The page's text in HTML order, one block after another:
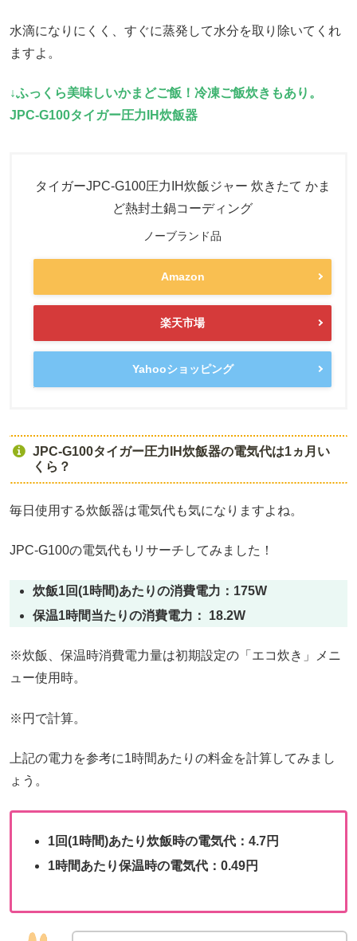
水滴になりにくく、すぐに蒸発して水分を取り除いてくれ
ますよ。
↓ふっくら美味しいかまどご飯！冷凍ご飯炊きもあり。
JPC-G100タイガー圧力IH炊飯器
タイガーJPC-G100圧力IH炊飯ジャー 炊きたて かま
ど熱封土鍋コーディング
ノーブランド品
Amazon
楽天市場
Yahooショッピング
JPC-G100タイガー圧力IH炊飯器の電気代は1ヵ月い
くら？
毎日使用する炊飯器は電気代も気になりますよね。
JPC-G100の電気代もリサーチしてみました！
炊飯1回(1時間)あたりの消費電力：175W
保温1時間当たりの消費電力： 18.2W
※炊飯、保温時消費電力量は初期設定の「エコ炊き」メニ
ュー使用時。
※円で計算。
上記の電力を参考に1時間あたりの料金を計算してみまし
ょう。
1回(1時間)あたり炊飯時の電気代：4.7円
1時間あたり保温時の電気代：0.49円